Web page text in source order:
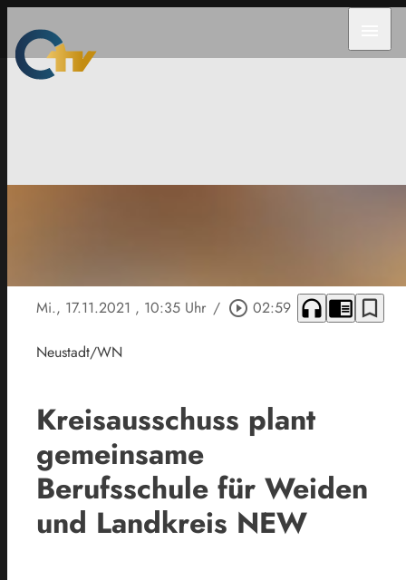
Mi., 17.11.2021 , 10:35 Uhr / play_circle_outline 02:59 headphones chrome_reader_mode bookmark_border
Neustadt/WN
Kreisausschuss plant
gemeinsame
Berufsschule für Weiden
und Landkreis NEW